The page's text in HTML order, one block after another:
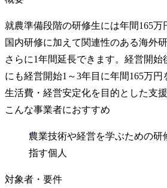
就農準備段階の研修生には年間165万
国内研修に加えて関連性のある海外
さらに1年間延長できます。経営開
にも経営開始1～3年目に年間165万
生活費・経営安定化を目的とした支援
こんな事業者におすすめ
農業技術や経営を学ぶための研
指す個人
対象者・要件